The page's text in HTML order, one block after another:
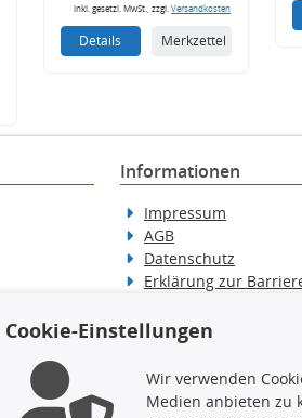
inkl. gesetzl. MwSt., zzgl.Versandkosten
Details Merkzettel
Informationen
Impressum
AGB
Datenschutz
Erklärung zur
Widerrufsbelehrung
Vertrag widerrufen
Cookie-Einstellungen
Wir verwenden
Medien anbieten zu